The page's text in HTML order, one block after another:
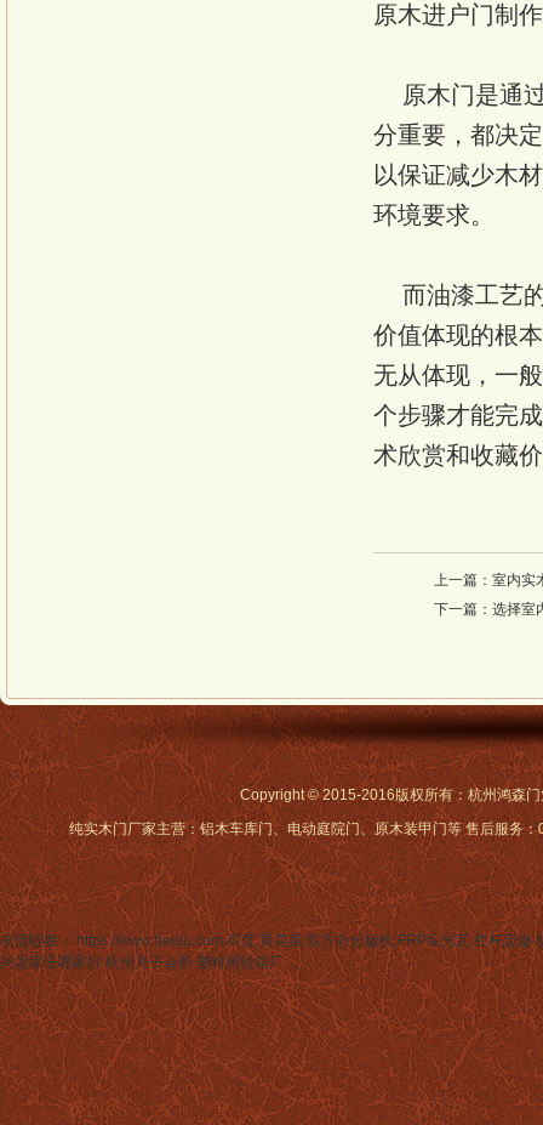
原木进户门制
原木门是通过
分重要，都决
以保证减少木
环境要求。
而油漆工艺的
价值体现的根
无从体现，一
个步骤才能完
术欣赏和收藏
上一篇： 室内实
下一篇： 选择室
Copyright © 2015-2016版权所有：杭州鸿森
纯实木门厂家主营：铝木车库门、电动庭院门、原木装甲门等 售后服务
友情链接： https://www.baidu.com 百度黄花菜 双方向分板机 FRP采光瓦 栏杆定做
兴农家乐哪家好 杭州月子会所 塑料周转箱厂